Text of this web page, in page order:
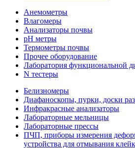
Анемометры
Влагомеры
Анализаторы почвы
pH метры
Термометры почвы
Прочее оборудование
Лаборатория функциональной
N тестеры
Белизномеры
Диафаноскопы, пурки, доски
Инфракрасные анализаторы
Лабораторные мельницы
Лабораторные прессы
ПЧП, приборы измерения
устройства для отмывания